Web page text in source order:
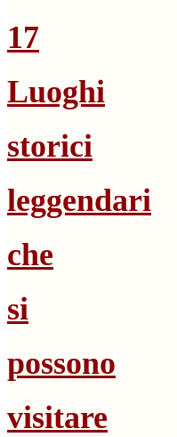
17
Luoghi
storici
leggendari
che
si
possono
visitare